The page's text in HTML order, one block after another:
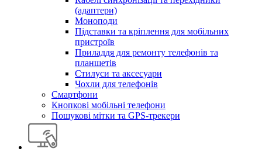
(адаптери)
Моноподи
Підставки та кріплення для мобільних
пристроїв
Приладдя для ремонту телефонів та
планшетів
Стилуси та аксесуари
Чохли для телефонів
Смартфони
Кнопкові мобільні телефони
Пошукові мітки та GPS-трекери